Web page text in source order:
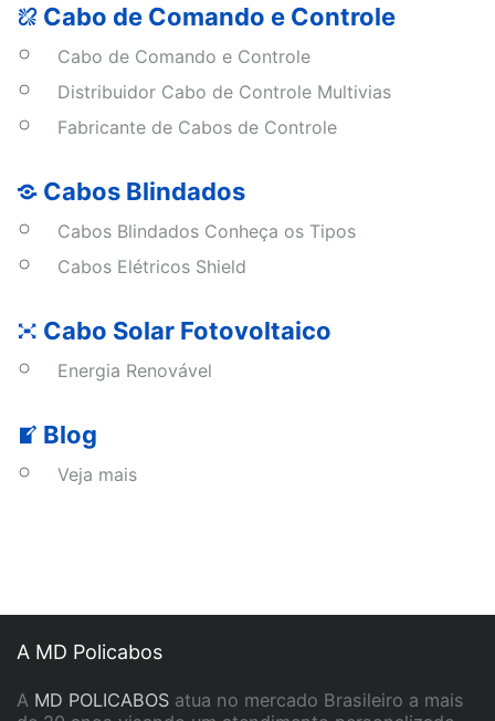
Cabo de Comando e Controle
Cabo de Comando e Controle
Distribuidor Cabo de Controle Multivias
Fabricante de Cabos de Controle
Cabos Blindados
Cabos Blindados Conheça os Tipos
Cabos Elétricos Shield
Cabo Solar Fotovoltaico
Energia Renovável
Blog
Veja mais
A MD Policabos
A MD POLICABOS atua no mercado Brasileiro a mais